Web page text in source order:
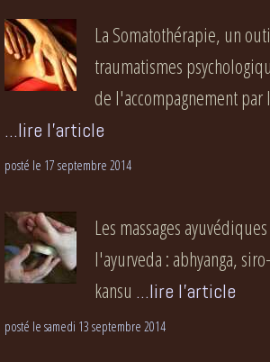
La Somatothérapie, un
traumatismes
de l'accompagnement par
...lire l'article
posté le 17 septembre 2014
Les massages
l'ayurveda : abhyanga,
kansu ...lire l'article
posté le samedi 13 septembre 2014